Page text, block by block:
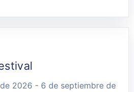
2026 - 6 de septiembre de